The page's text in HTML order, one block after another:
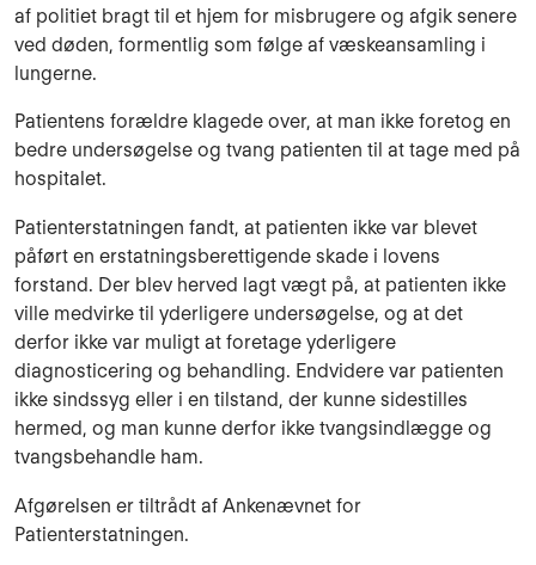
af politiet bragt til et hjem for misbrugere og afgik senere
ved døden, formentlig som følge af væskeansamling i
lungerne.
Patientens forældre klagede over, at man ikke foretog en
bedre undersøgelse og tvang patienten til at tage med på
hospitalet.
Patienterstatningen fandt, at patienten ikke var blevet
påført en erstatningsberettigende skade i lovens
forstand. Der blev herved lagt vægt på, at patienten ikke
ville medvirke til yderligere undersøgelse, og at det
derfor ikke var muligt at foretage yderligere
diagnosticering og behandling. Endvidere var patienten
ikke sindssyg eller i en tilstand, der kunne sidestilles
hermed, og man kunne derfor ikke tvangsindlægge og
tvangsbehandle ham.
Afgørelsen er tiltrådt af Ankenævnet for
Patienterstatningen.